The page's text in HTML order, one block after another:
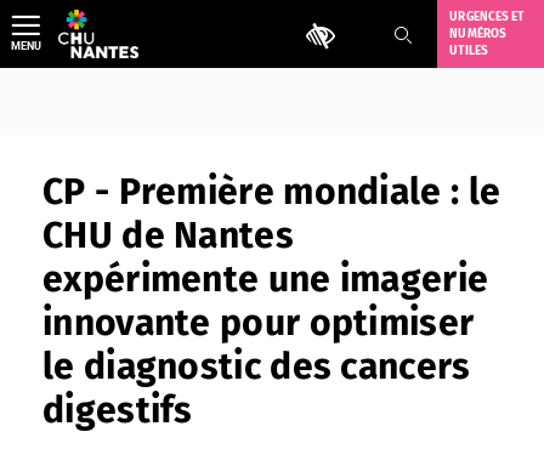
Aller
au
contenu
Outils d'accessibilité
URGENCES ET
NUMÉROS
UTILES
MENU
CP - Première mondiale : le
CHU de Nantes
expérimente une imagerie
innovante pour optimiser
le diagnostic des cancers
digestifs